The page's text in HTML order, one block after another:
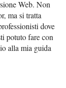
Web. Non
ma si tratta
dove
potuto fare con
alla mia guida